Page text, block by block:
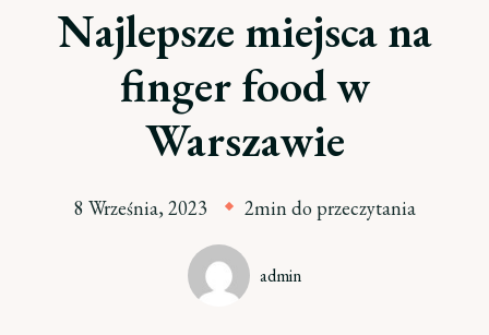
Najlepsze miejsca na
finger food w
Warszawie
8 Września, 2023 2min do przeczytania
admin